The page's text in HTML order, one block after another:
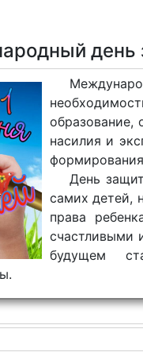
день
образование,
насилия и
День
самих детей,
права
счастливыми
будущем